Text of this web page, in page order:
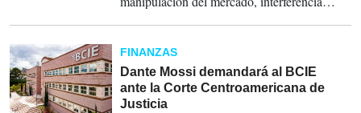
violación a la Ley RICO.
FINANZAS
Dante Mossi demandará al BCIE
ante la Corte Centroamericana de
Justicia